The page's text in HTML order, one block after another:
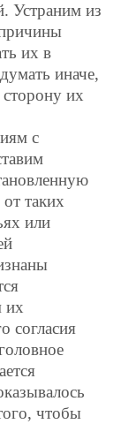
Устраним из
их в
иначе,
их
с
таких
или
их
согласия
чтобы